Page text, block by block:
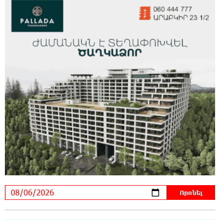
բանտերը լիքն են քաղբանտարկյալներով,
նորերին բերելու համար, քանի որ տեղ չկա, հերթափոխով
հներին ուղարկում են տնային կալանքի․ Անահիտ
22:36:21 5-08-2026
Իրանն ու Օմանը համաձայնեցրել են
Հորմուզի նեղուցով նոր երթուղու
կոորդինատները
22:35:49 5-08-2026
Կարենիսի Առաքելոց վանք, 5-րդ դար.
պաշտպանենք մեր եկեղեցին․ Մենուա